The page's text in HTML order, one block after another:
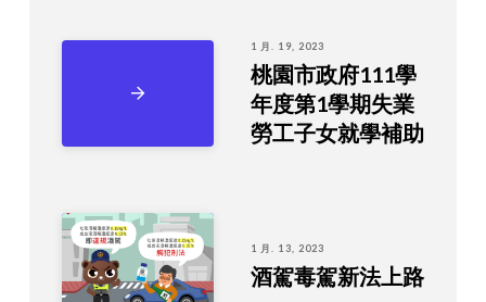
1 月. 19, 2023
桃園市政府111學
年度第1學期失業
勞工子女就學補助
1 月. 13, 2023
酒駕毒駕新法上路